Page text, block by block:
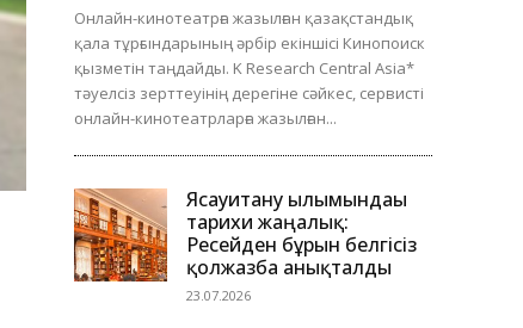
Онлайн-кинотеатрға жазылған қазақстандық
қала тұрғындарының әрбір екіншісі Кинопоиск
қызметін таңдайды. K Research Central Asia*
тәуелсіз зерттеуінің дерегіне сәйкес, сервисті
онлайн-кинотеатрларға жазылған...
Ясауитану ғылымындағы
тарихи жаңалық:
Ресейден бұрын белгісіз
қолжазба анықталды
23.07.2026